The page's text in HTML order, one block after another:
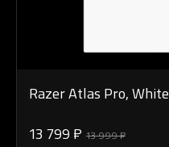
Razer Atlas Pro, White
13 799 ₽ 13 999 ₽